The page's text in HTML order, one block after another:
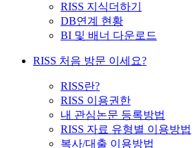
RISS 지식더하기
DB연계 현황
BI 및 배너 다운로드
RISS 처음 방문 이세요?
RISS란?
RISS 이용권한
내 관심논문 등록방법
RISS 자료 유형별 이용방법
복사/대출 이용방법